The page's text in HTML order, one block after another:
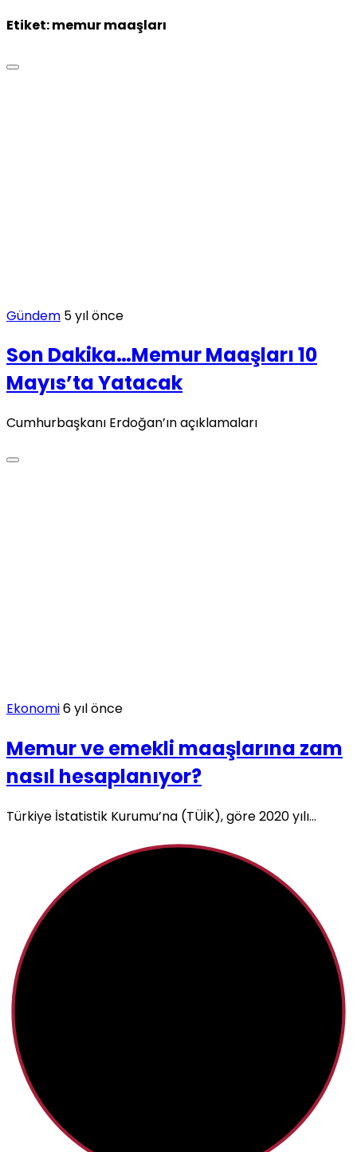
Etiket:memur maaşları
Gündem 5 yıl önce
Son Dakika…Memur Maaşları 10
Mayıs’ta Yatacak
Cumhurbaşkanı Erdoğan’ın açıklamaları
Ekonomi6 yıl önce
Memur ve emekli maaşlarına zam
nasıl hesaplanıyor?
Türkiye İstatistik Kurumu’na (TÜİK), göre 2020 yılı...